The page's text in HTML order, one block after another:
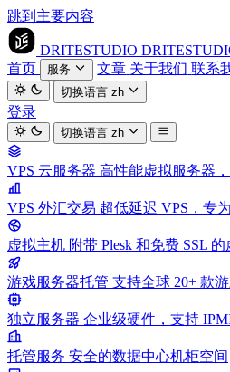
跳到主要内容
DRITESTUDIO
首页
服务 文章 关于我们 联系
切换语言zh
登录
切换语言zh
VPS 云服务器 高性能虚拟服务器
VPS 外汇交易 超低延迟 VPS，专
虚拟主机 附带 Plesk 和免费 SSL
游戏服务器托管 支持全球 20+ 款
独立服务器 企业级硬件，支持
托管服务 安全的数据中心机柜空间